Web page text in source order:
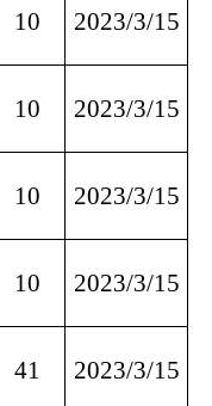
10 2023/3/15
10 2023/3/15
10 2023/3/15
10 2023/3/15
41 2023/3/15